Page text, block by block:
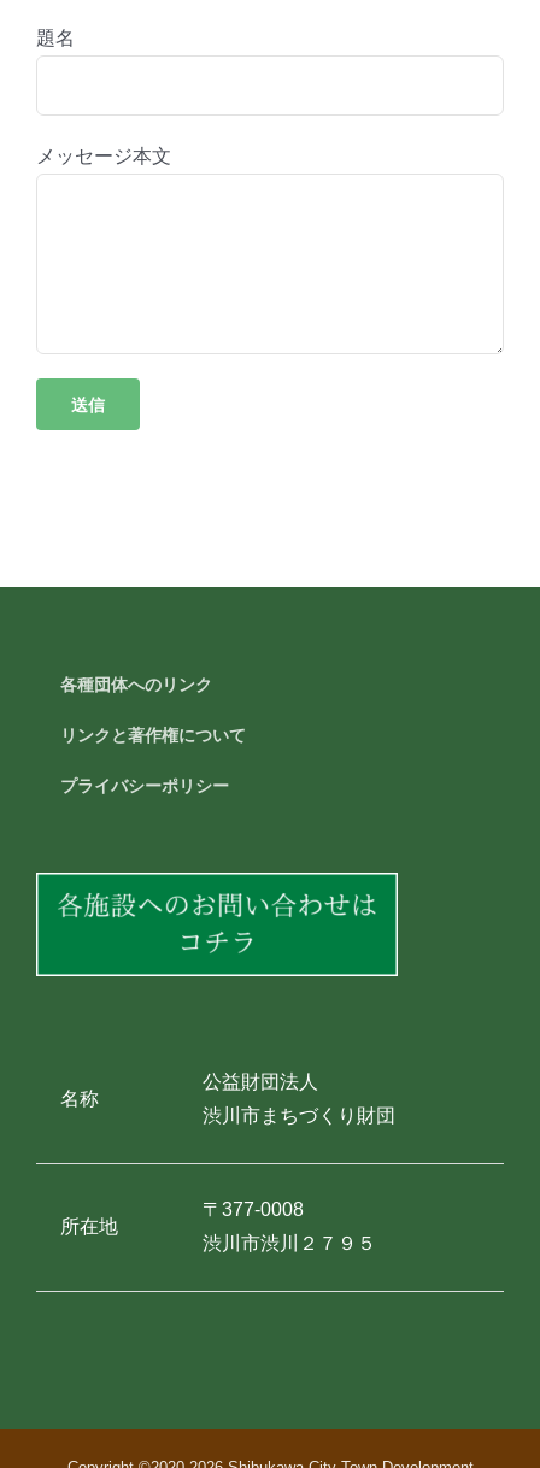
題名
メッセージ本文
各種団体へのリンク
リンクと著作権について
プライバシーポリシー
名称
公益財団法人
渋川市まちづくり財団
所在地
〒377-0008
渋川市渋川２７９５